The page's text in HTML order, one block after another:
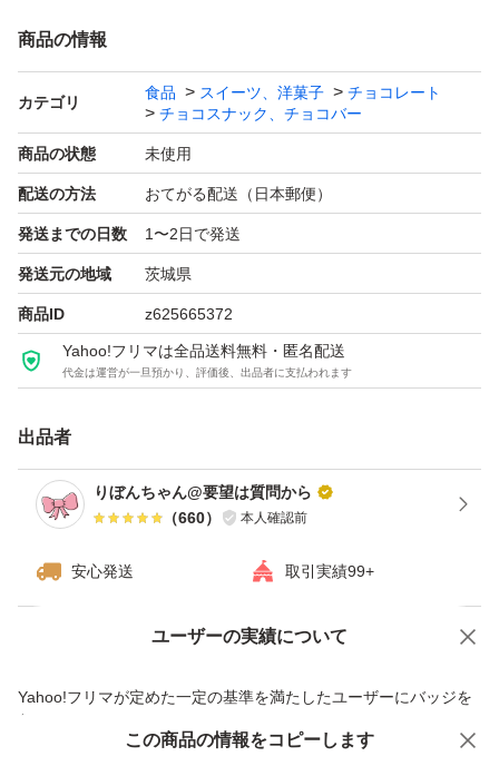
出品者都合で削除、再出品する事があります。
出品中以外の物は基本的には在庫ありません。
soldout品の在庫の問い合わせ、値下げ交渉、受け取り通
知できない方、ブロックします。
商品の情報
カテゴリ
食品 スイーツ、洋菓子
チョコレート
チョコスナック、チョコバー
商品の状態 未使用
配送の方法 おてがる配送（日本郵便）
発送までの日数 1〜2日で発送
発送元の地域 茨城県
商品ID z625665372
Yahoo!フリマは全品送料無料・匿名配送
代金は運営が一旦預かり、評価後、出品者に支払われます
出品者
りぼんちゃん@要望は質問から
（660） 本人確認前
安心発送 取引実績99+
ユーザーの実績について
Yahoo!フリマが定めた一定の基準を満たしたユーザーにバッジを
付与しています
価格の相談 商品への質問
この商品の情報をコピーします
この商品をみている人にオススメ